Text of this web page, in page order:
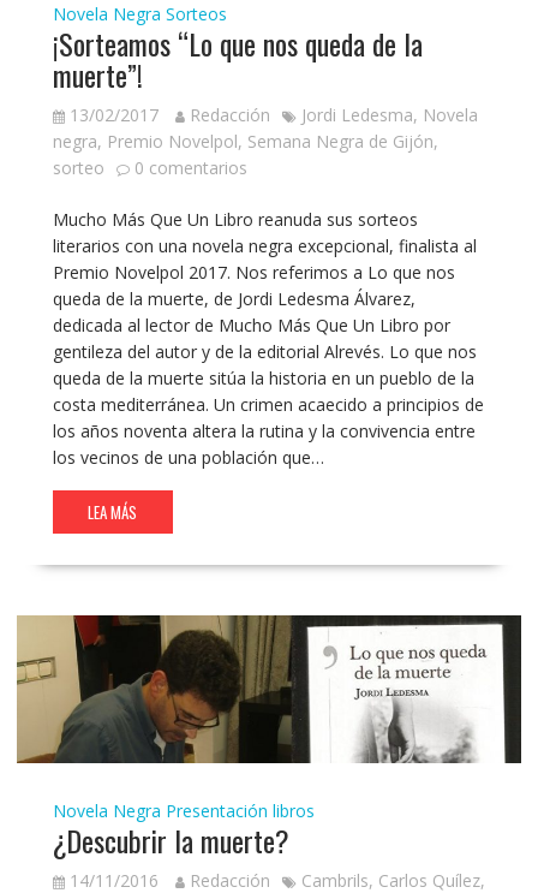
Novela Negra Sorteos
¡Sorteamos “Lo que nos queda de la
muerte”!
13/02/2017 Redacción Jordi Ledesma, Novela
negra, Premio Novelpol, Semana Negra de Gijón,
sorteo
0 comentarios
Mucho Más Que Un Libro reanuda sus sorteos
literarios con una novela negra excepcional, finalista al
Premio Novelpol 2017. Nos referimos a Lo que nos
queda de la muerte, de Jordi Ledesma Álvarez,
dedicada al lector de Mucho Más Que Un Libro por
gentileza del autor y de la editorial Alrevés. Lo que nos
queda de la muerte sitúa la historia en un pueblo de la
costa mediterránea. Un crimen acaecido a principios de
los años noventa altera la rutina y la convivencia entre
los vecinos de una población que…
LEA MÁS
Novela Negra Presentación libros
¿Descubrir la muerte?
14/11/2016 Redacción Cambrils, Carlos Quílez,